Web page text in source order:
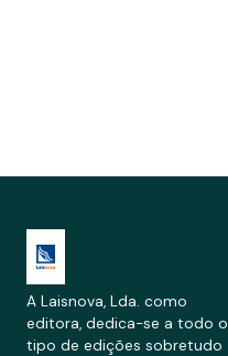
A Laisnova, Lda. como
editora, dedica-se a todo o
tipo de edições sobretudo